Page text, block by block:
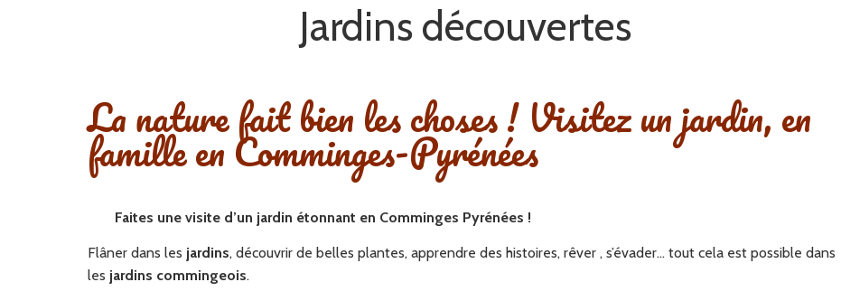
Jardins découvertes
La nature fait bien les choses ! Visitez un jardin, en
famille en Comminges-Pyrénées
Faites une visite d’un jardin étonnant en Comminges Pyrénées !
Flâner dans les jardins, découvrir de belles plantes, apprendre des histoires, rêver , s’évader… tout cela est possible dans
les jardins commingeois.